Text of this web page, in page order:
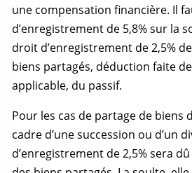
une compensation financière. Il
d’enregistrement de 5,8% sur la
droit d’enregistrement de 2,5%
biens partagés, déduction faite
applicable, du passif.
Pour les cas de partagede biens
cadre d’une succession ou d’un
d’enregistrement de 2,5% sera